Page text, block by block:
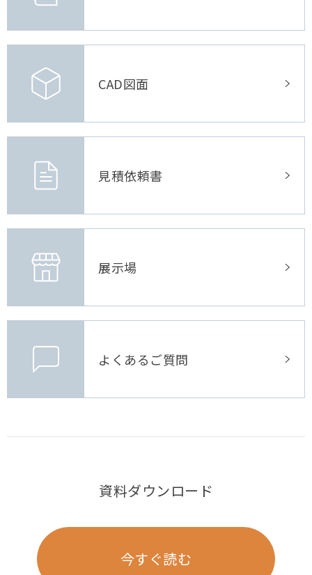
CAD図面
見積依頼書
展示場
よくあるご質問
資料ダウンロード
今すぐ読む